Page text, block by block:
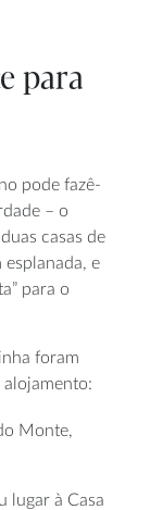
para
pode fazê-
– o
casas de
e
para o
foram
alojamento:
Monte,
lugar à Casa